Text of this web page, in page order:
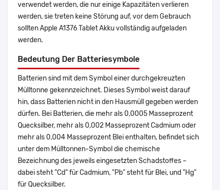
verwendet werden, die nur einige Kapazitäten verlieren
werden, sie treten keine Störung auf, vor dem Gebrauch
sollten Apple A1376 Tablet Akku vollständig aufgeladen
werden.
Bedeutung Der Batteriesymbole
Batterien sind mit dem Symbol einer durchgekreuzten
Mülltonne gekennzeichnet. Dieses Symbol weist darauf
hin, dass Batterien nicht in den Hausmüll gegeben werden
dürfen. Bei Batterien, die mehr als 0,0005 Masseprozent
Quecksilber, mehr als 0,002 Masseprozent Cadmium oder
mehr als 0,004 Masseprozent Blei enthalten, befindet sich
unter dem Mülltonnen-Symbol die chemische
Bezeichnung des jeweils eingesetzten Schadstoffes –
dabei steht "Cd" für Cadmium, "Pb" steht für Blei, und "Hg"
für Quecksilber.